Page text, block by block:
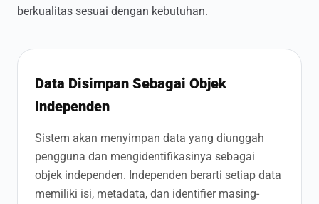
berkualitas sesuai dengan kebutuhan.
Data Disimpan Sebagai Objek
Independen
Sistem akan menyimpan data yang diunggah
pengguna dan mengidentifikasinya sebagai
objek independen. Independen berarti setiap data
memiliki isi, metadata, dan identifier masing-